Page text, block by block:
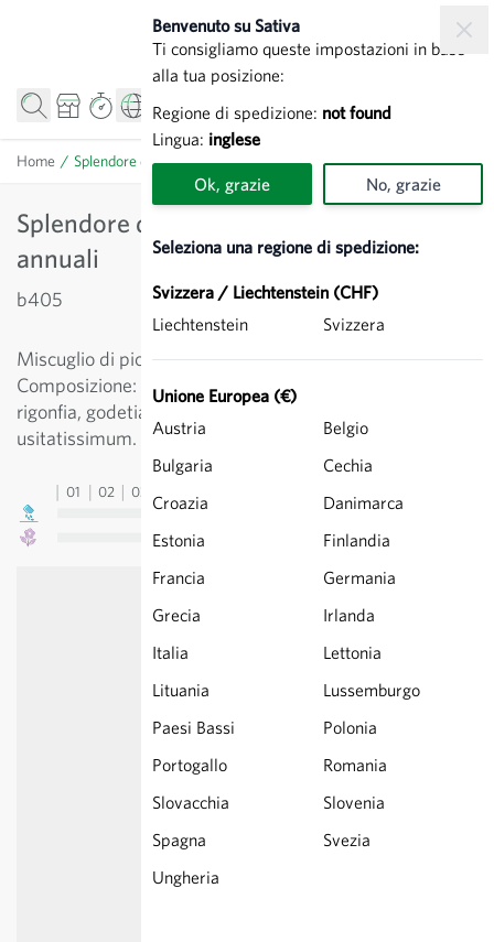
Benvenuto su Sativa
Ti consigliamo queste impostazioni in base
alla tua posizione:
Regione di spedizione: not found
Lingua: inglese
Ok, grazie No, grazie
Seleziona una regione di spedizione:
Svizzera / Liechtenstein (CHF)
Liechtenstein
Svizzera
Unione Europea (€)
Austria
Belgio
Bulgaria
Cechia
Croazia
Danimarca
Estonia
Finlandia
Francia
Germania
Grecia
Irlanda
Italia
Lettonia
Lituania
Lussemburgo
Paesi Bassi
Polonia
Portogallo
Romania
Slovacchia
Slovenia
Spagna
Svezia
Ungheria
Home / Splendore d'estate - Miscela di fiori annuali
Splendore d'estate - Miscela di fiori
annuali
b405
Miscuglio di piccoli fiori campestri vigorosi.
Composizione: bocca di leone, clarkia, papavero, silene
rigonfia, godetia, bella di giorno, asperula blu e Linum
usitatissimum.
01 02 03